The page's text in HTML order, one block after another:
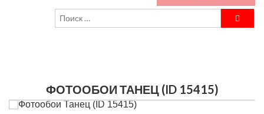
ФОТООБОИ ТАНЕЦ (ID 15415)